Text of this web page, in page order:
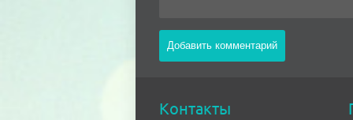
Контакты